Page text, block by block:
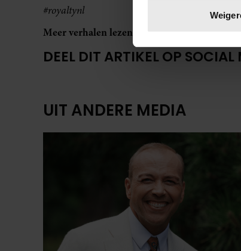
toestemming op elk
We gebruiken
websiteverkeer te
media, adverteren
onze website blijft
#royaltynl
Meer verhalen lezen? Neem nu een
DEEL DIT ARTIKEL OP SOCIAL
UIT ANDERE MEDIA